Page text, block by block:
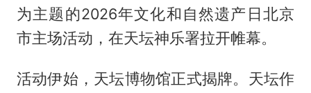
为主题的2026年文化和自然遗产日北京
市主场活动，在天坛神乐署拉开帷幕。
活动伊始，天坛博物馆正式揭牌。天坛作